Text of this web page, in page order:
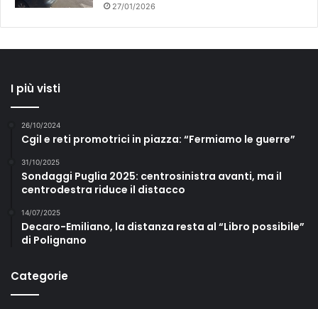
27/01/2026
I più visti
26/10/2024
Cgil e reti promotrici in piazza: “Fermiamo le guerre”
31/10/2025
Sondaggi Puglia 2025: centrosinistra avanti, ma il
centrodestra riduce il distacco
14/07/2025
Decaro-Emiliano, la distanza resta al “Libro possibile”
di Polignano
Categorie